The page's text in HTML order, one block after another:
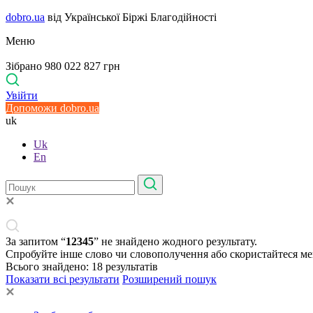
dobro.ua від Української Біржі Благодійності
Меню
Зібрано 980 022 827 грн
Увійти
Допоможи dobro.ua
uk
Uk
En
За запитом “12345” не знайдено жодного результату.
Спробуйте інше слово чи словополучення або скористайтеся
Всього знайдено: 18 результатів
Показати всі результати Розширений пошук